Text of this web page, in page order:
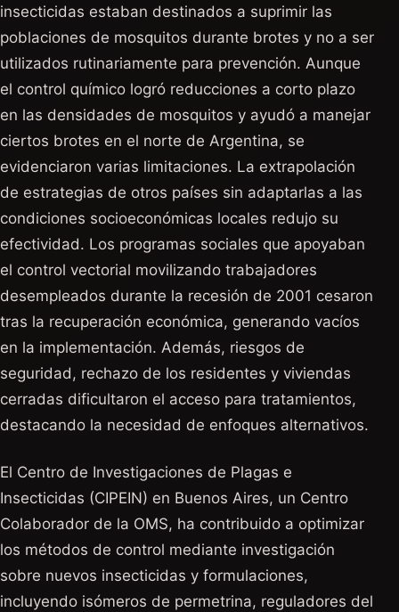
insecticidas estaban destinados a suprimir las
poblaciones de mosquitos durante brotes y no a ser
utilizados rutinariamente para prevención. Aunque
el control químico logró reducciones a corto plazo
en las densidades de mosquitos y ayudó a manejar
ciertos brotes en el norte de Argentina, se
evidenciaron varias limitaciones. La extrapolación
de estrategias de otros países sin adaptarlas a las
condiciones socioeconómicas locales redujo su
efectividad. Los programas sociales que apoyaban
el control vectorial movilizando trabajadores
desempleados durante la recesión de 2001 cesaron
tras la recuperación económica, generando vacíos
en la implementación. Además, riesgos de
seguridad, rechazo de los residentes y viviendas
cerradas dificultaron el acceso para tratamientos,
destacando la necesidad de enfoques alternativos.
El Centro de Investigaciones de Plagas e
Insecticidas (CIPEIN) en Buenos Aires, un Centro
Colaborador de la OMS, ha contribuido a optimizar
los métodos de control mediante investigación
sobre nuevos insecticidas y formulaciones,
incluyendo isómeros de permetrina, reguladores del